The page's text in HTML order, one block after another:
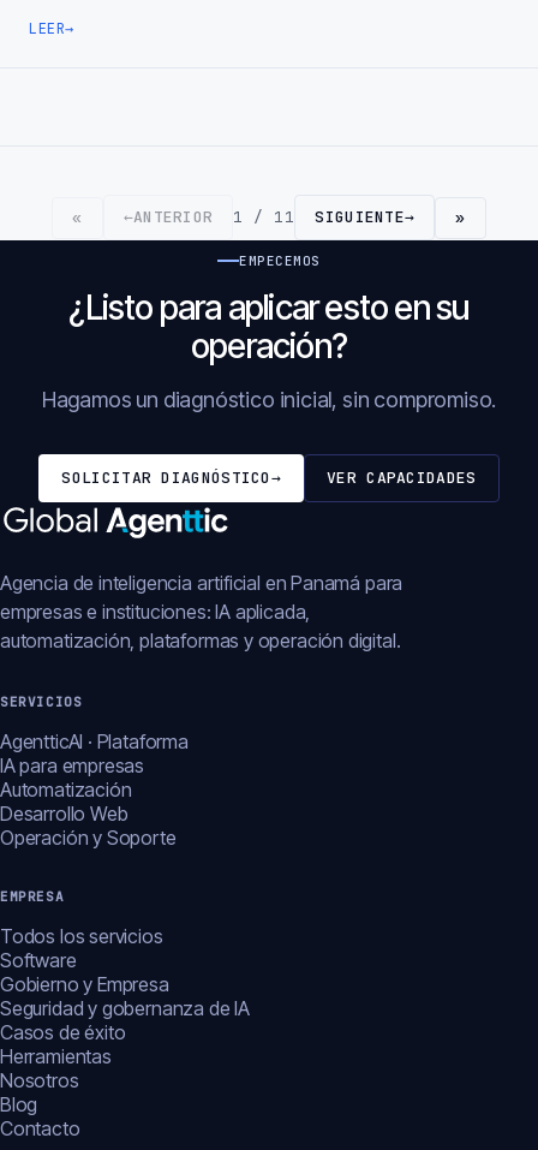
LEER→
« ←ANTERIOR 1 / 11 SIGUIENTE→ »
EMPECEMOS
¿Listo para aplicar esto en su
operación?
Hagamos un diagnóstico inicial, sin compromiso.
SOLICITAR DIAGNÓSTICO→ VER CAPACIDADES
Agencia de inteligencia artificial en Panamá para
empresas e instituciones: IA aplicada,
automatización, plataformas y operación digital.
SERVICIOS
AgentticAI · Plataforma
IA para empresas
Automatización
Desarrollo Web
Operación y Soporte
EMPRESA
Todos los servicios
Software
Gobierno y Empresa
Seguridad y gobernanza de IA
Casos de éxito
Herramientas
Nosotros
Blog
Contacto